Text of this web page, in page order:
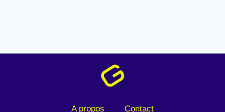
A propos Contact